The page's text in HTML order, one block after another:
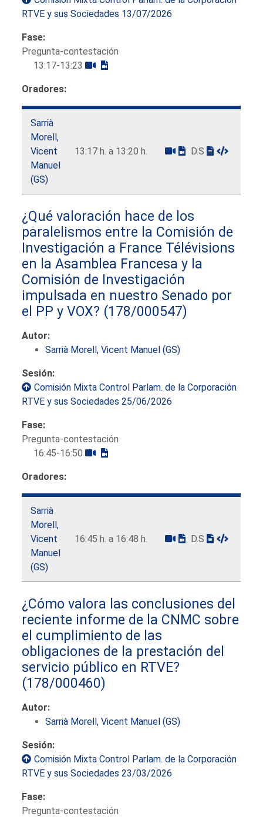
RTVE y sus Sociedades 13/07/2026
Fase:
Pregunta-contestación
13:17-13:23
Oradores:
Sarrià
Morell,
Vicent
Manuel
(GS)
13:17 h. a 13:20 h. D.S
¿Qué valoración hace de los
paralelismos entre la Comisión de
Investigación a France Télévisions
en la Asamblea Francesa y la
Comisión de Investigación
impulsada en nuestro Senado por
el PP y VOX? (178/000547)
Autor:
Sarrià Morell, Vicent Manuel (GS)
Sesión:
Comisión Mixta Control Parlam. de la Corporación
RTVE y sus Sociedades 25/06/2026
Fase:
Pregunta-contestación
16:45-16:50
Oradores:
Sarrià
Morell,
Vicent
Manuel
(GS)
16:45 h. a 16:48 h. D.S
¿Cómo valora las conclusiones del
reciente informe de la CNMC sobre
el cumplimiento de las
obligaciones de la prestación del
servicio público en RTVE?
(178/000460)
Autor:
Sarrià Morell, Vicent Manuel (GS)
Sesión:
Comisión Mixta Control Parlam. de la Corporación
RTVE y sus Sociedades 23/03/2026
Fase:
Pregunta-contestación